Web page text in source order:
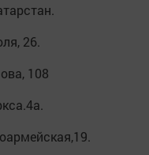
26.
108